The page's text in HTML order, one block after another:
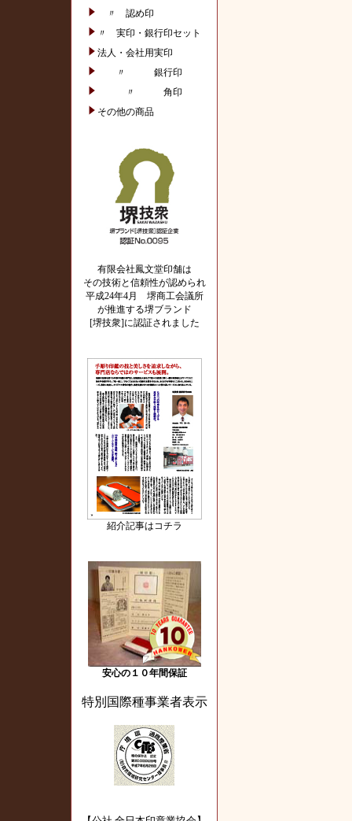
〃 認め印
〃 実印・銀行印セット
法人・会社用実印
〃 銀行印
〃 角印
その他の商品
有限会社鳳文堂印舗は
その技術と信頼性が認められ
平成24年4月 堺商工会議所
が推進する堺ブランド
[堺技衆]に認証されました
紹介記事はコチラ
安心の１０年間保証
特別国際種事業者表示